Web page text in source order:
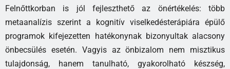
Felnőttkorban is jól fejleszthető az önértékelés: több
metaanalízis szerint a kognitív viselkedésterápiára épülő
programok kifejezetten hatékonynak bizonyultak alacsony
önbecsülés esetén. Vagyis az önbizalom nem misztikus
tulajdonság, hanem tanulható, gyakorolható készség,